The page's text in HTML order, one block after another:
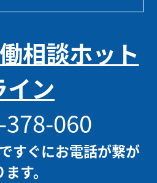
相談ホット
イン
060
すぐにお電話が繋が
ます。